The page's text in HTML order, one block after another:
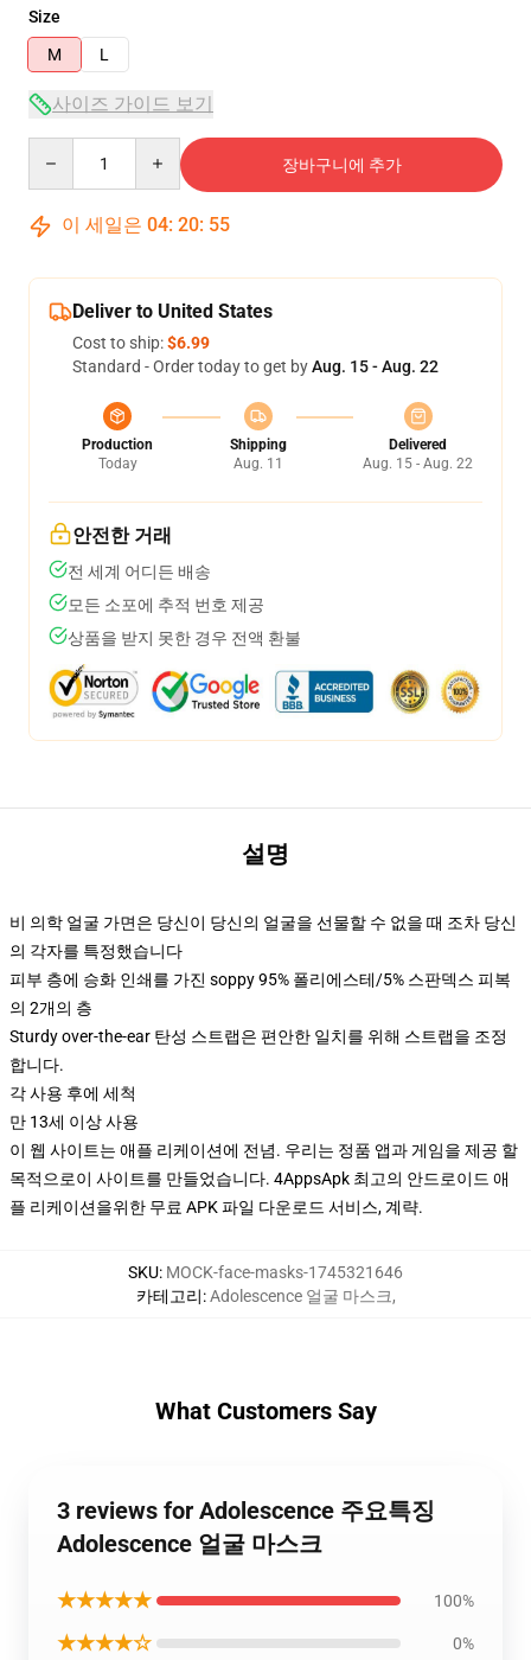
Size
M
L
사이즈 가이드 보기
장바구니에 추가
이 세일은 04: 20: 54
Deliver to United States
Cost to ship:$6.99
Standard - Order today to get byAug. 15 - Aug. 22
Production
Today
Shipping
Aug. 11
Delivered
Aug. 15 - Aug. 22
안전한 거래
전 세계 어디든 배송
모든 소포에 추적 번호 제공
상품을 받지 못한 경우 전액 환불
설명
비 의학 얼굴 가면은 당신이 당신의 얼굴을 선물할 수 없을 때 조차 당신
의 각자를 특정했습니다
피부 층에 승화 인쇄를 가진 soppy 95% 폴리에스테/5% 스판덱스 피복
의 2개의 층
Sturdy over-the-ear 탄성 스트랩은 편안한 일치를 위해 스트랩을 조정
합니다.
각 사용 후에 세척
만 13세 이상 사용
이 웹 사이트는 애플 리케이션에 전념. 우리는 정품 앱과 게임을 제공 할
목적으로이 사이트를 만들었습니다. 4AppsApk 최고의 안드로이드 애
플 리케이션을위한 무료 APK 파일 다운로드 서비스, 계략.
SKU: MOCK-face-masks-1745321646
카테고리:Adolescence 얼굴 마스크,
What Customers Say
3 reviews for Adolescence 주요특징
Adolescence 얼굴 마스크
★★★★★ 100%
★★★★☆ 0%